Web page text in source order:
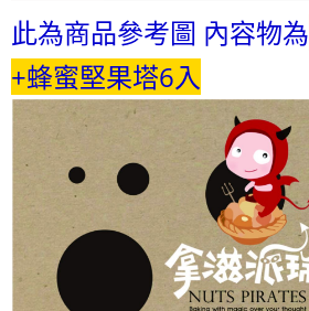
此為商品參考圖 內容物為
+蜂蜜堅果塔6入